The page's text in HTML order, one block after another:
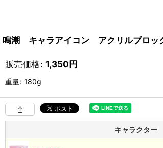
鳴潮 キャラアイコン アクリルブロッ
販売価格: 1,350円
重量: 180g
キャラクター